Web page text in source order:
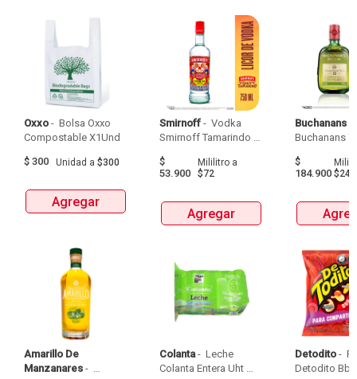
Oxxo - Bolsa Oxxo
$ 300 Unidad a $300
Agregar
Amarillo De
Manzanares -
Smirnoff - Vodka
Smirnoff Tamarindo
$
53.900
Mililitroa
$72
Agregar
Colanta - Leche
Colanta Entera Uht
Buchanans
$
184.900 $247
Detodito -